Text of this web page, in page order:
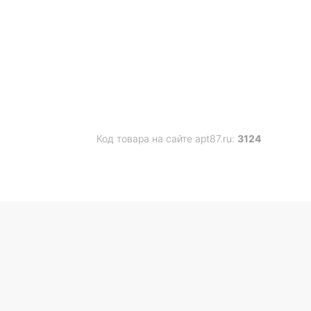
Код товара на сайте apt87.ru: 3124